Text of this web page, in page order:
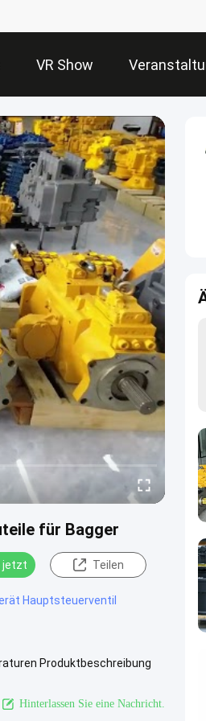
VR Show
für Bagger
jetzt Teilen
Hauptsteuerventil
Produktbeschreibung
Hinterlassen Sie eine Nachricht.